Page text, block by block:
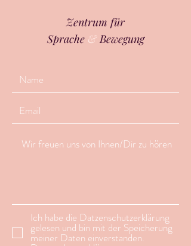
Zentrum für
Sprache &Bewegung
Ich habe die Datzenschutzerklärung
gelesen und bin mit der Speicherung
meiner Daten einverstanden.